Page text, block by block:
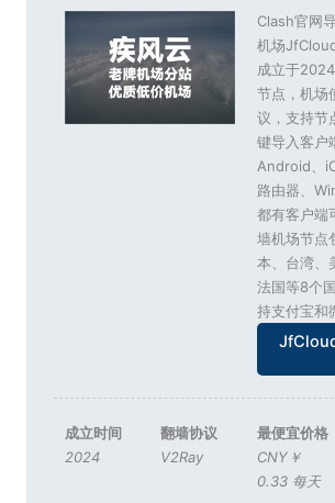
Clash官网
机场
成立于
节点，机场
议，支持节
键导入客户
Android、
路由器、
都有客户端
墙机场节点
本、台湾、
法国等8个
持支付宝和
成立时间
2024
翻墙协议
V2Ray
最便宜价格
CNY￥
0.33 每天